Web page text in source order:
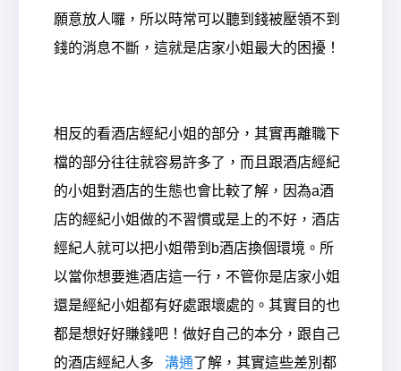
願意放人囉，所以時常可以聽到錢被壓領不到
錢的消息不斷，這就是店家小姐最大的困擾！
相反的看酒店經紀小姐的部分，其實再離職下
檔的部分往往就容易許多了，而且跟酒店經紀
的小姐對酒店的生態也會比較了解，因為a酒
店的經紀小姐做的不習慣或是上的不好，酒店
經紀人就可以把小姐帶到b酒店換個環境。所
以當你想要進酒店這一行，不管你是店家小姐
還是經紀小姐都有好處跟壞處的。其實目的也
都是想好好賺錢吧！做好自己的本分，跟自己
的酒店經紀人多
溝通了解，其實這些差別都